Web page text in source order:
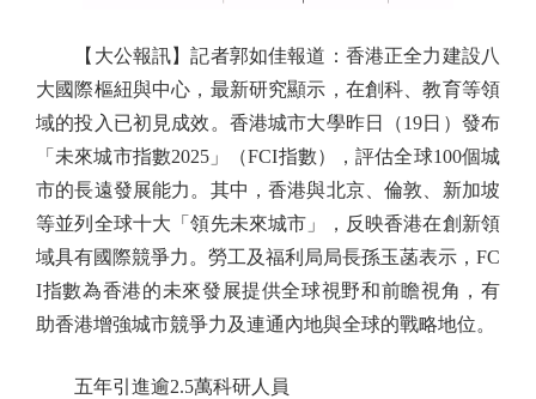
【大公報訊】記者郭如佳報道：香港正全力建設八
大國際樞紐與中心，最新研究顯示，在創科、教育等領
域的投入已初見成效。香港城市大學昨日（19日）發布
「未來城市指數2025」（FCI指數），評估全球100個城
市的長遠發展能力。其中，香港與北京、倫敦、新加坡
等並列全球十大「領先未來城市」，反映香港在創新領
域具有國際競爭力。勞工及福利局局長孫玉菡表示，FC
I指數為香港的未來發展提供全球視野和前瞻視角，有
助香港增強城市競爭力及連通內地與全球的戰略地位。
五年引進逾2.5萬科研人員